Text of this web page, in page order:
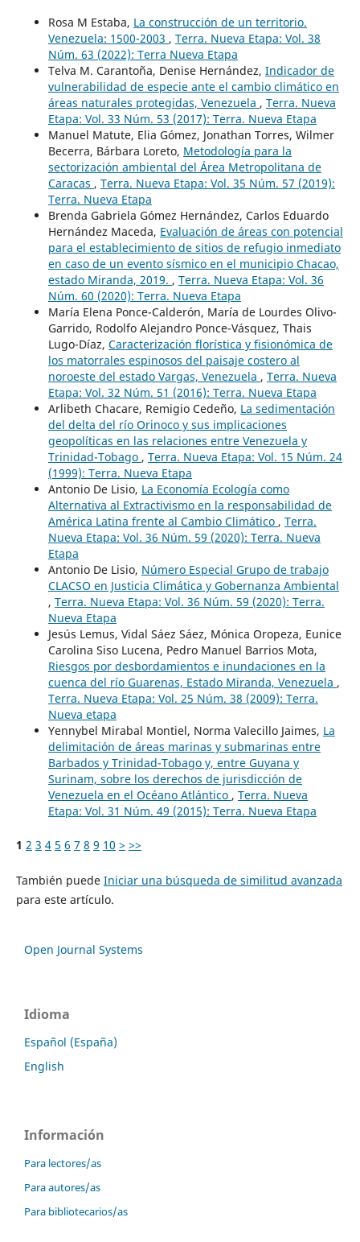
Rosa M Estaba, La construcción de un territorio.
Venezuela: 1500-2003 , Terra. Nueva Etapa: Vol. 38
Núm. 63 (2022): Terra Nueva Etapa
Telva M. Carantoña, Denise Hernández, Indicador de
vulnerabilidad de especie ante el cambio climático en
áreas naturales protegidas, Venezuela , Terra. Nueva
Etapa: Vol. 33 Núm. 53 (2017): Terra. Nueva Etapa
Manuel Matute, Elia Gómez, Jonathan Torres, Wilmer
Becerra, Bárbara Loreto, Metodología para la
sectorización ambiental del Área Metropolitana de
Caracas , Terra. Nueva Etapa: Vol. 35 Núm. 57 (2019):
Terra. Nueva Etapa
Brenda Gabriela Gómez Hernández, Carlos Eduardo
Hernández Maceda, Evaluación de áreas con potencial
para el establecimiento de sitios de refugio inmediato
en caso de un evento sísmico en el municipio Chacao,
estado Miranda, 2019. , Terra. Nueva Etapa: Vol. 36
Núm. 60 (2020): Terra. Nueva Etapa
María Elena Ponce-Calderón, María de Lourdes Olivo-
Garrido, Rodolfo Alejandro Ponce-Vásquez, Thais
Lugo-Díaz, Caracterización florística y fisionómica de
los matorrales espinosos del paisaje costero al
noroeste del estado Vargas, Venezuela , Terra. Nueva
Etapa: Vol. 32 Núm. 51 (2016): Terra. Nueva Etapa
Arlibeth Chacare, Remigio Cedeño, La sedimentación
del delta del río Orinoco y sus implicaciones
geopolíticas en las relaciones entre Venezuela y
Trinidad-Tobago , Terra. Nueva Etapa: Vol. 15 Núm. 24
(1999): Terra. Nueva Etapa
Antonio De Lisio, La Economía Ecología como
Alternativa al Extractivismo en la responsabilidad de
América Latina frente al Cambio Climático , Terra.
Nueva Etapa: Vol. 36 Núm. 59 (2020): Terra. Nueva
Etapa
Antonio De Lisio, Número Especial Grupo de trabajo
CLACSO en Justicia Climática y Gobernanza Ambiental
, Terra. Nueva Etapa: Vol. 36 Núm. 59 (2020): Terra.
Nueva Etapa
Jesús Lemus, Vidal Sáez Sáez, Mónica Oropeza, Eunice
Carolina Siso Lucena, Pedro Manuel Barrios Mota,
Riesgos por desbordamientos e inundaciones en la
cuenca del río Guarenas, Estado Miranda, Venezuela ,
Terra. Nueva Etapa: Vol. 25 Núm. 38 (2009): Terra.
Nueva etapa
Yennybel Mirabal Montiel, Norma Valecillo Jaimes, La
delimitación de áreas marinas y submarinas entre
Barbados y Trinidad-Tobago y, entre Guyana y
Surinam, sobre los derechos de jurisdicción de
Venezuela en el Océano Atlántico , Terra. Nueva
Etapa: Vol. 31 Núm. 49 (2015): Terra. Nueva Etapa
1 2 3 4 5 6 7 8 9 10 > >>
También puede Iniciar una búsqueda de similitud avanzada
para este artículo.
Open Journal Systems
Idioma
Español (España)
English
Información
Para lectores/as
Para autores/as
Para bibliotecarios/as